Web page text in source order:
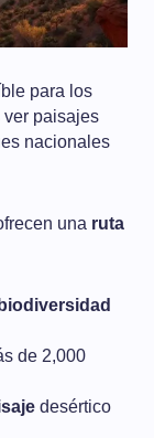
para los
ver paisajes
nacionales
una ruta
biodiversidad
de 2,000
desértico